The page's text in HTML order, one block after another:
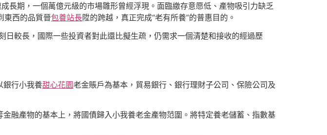
長期，一個萬億元級的市場雛形曾經浮現。面臨繳存意愿低、產物吸引力缺乏
東西的品質晉包養站長陞的跨越，真正完成“老有所養”的普惠目的。
日較長，國際一些投資者對此還比擬生疏，仍需求一個清楚和接收的經過歷
銀行小我養甜心花園老金賬戶為基本，貿易銀行、銀行理財子公司、保險公司及
融產物的基本上，將國債歸入小我養老金產物范圍。將特定養老儲蓄、指數基